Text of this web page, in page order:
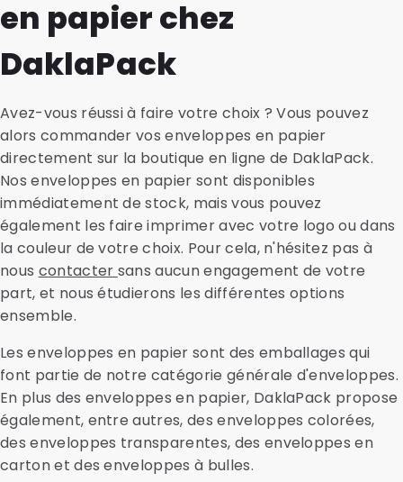
de transport, les supports en carton, les Sachetdiag
et les matériaux absorbants sont également
disponibles chez nous.
enveloppes spéciales, nous pouvons remettre
l'ensemble aux prestataires postaux aux Pays-Bas, en
Belgique, en Allemagne et en France. Nous pouvons
également assurer le suivi des envois en nombre ou
d'informations ou des conseils et renseignez-vous sur
les tarifs d'envoi actuels.
en papier chez
DaklaPack
Avez-vous réussi à faire votre choix ? Vous pouvez
alors commander vos enveloppes en papier
directement sur la boutique en ligne de DaklaPack.
Nos enveloppes en papier sont disponibles
immédiatement de stock, mais vous pouvez
également les faire imprimer avec votre logo ou dans
la couleur de votre choix. Pour cela, n'hésitez pas à
nous contacter sans aucun engagement de votre
part, et nous étudierons les différentes options
ensemble.
Les enveloppes en papier sont des emballages qui
font partie de notre catégorie générale d'enveloppes.
En plus des enveloppes en papier, DaklaPack propose
également, entre autres, des enveloppes colorées,
des enveloppes transparentes, des enveloppes en
carton et des enveloppes à bulles.